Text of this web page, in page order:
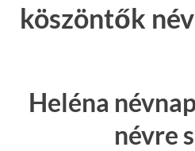
köszöntők
Heléna
névre